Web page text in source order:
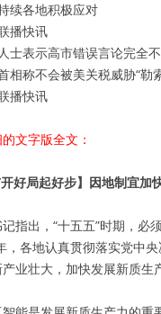
续各地积极应对
播快讯
士表示高市错误言论完全
相称不会被美关税威胁“勒
播快讯
文字版全文：
开好局起好步】因地制宜加
指出，“十五五”时期，必
，各地认真贯彻落实党中
业壮大，加快发展新质生